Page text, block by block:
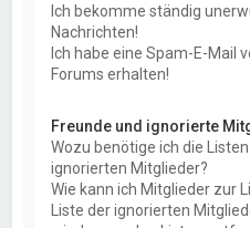
Ich bekomme ständig
Nachrichten!
Ich habe eine Spam-E-Mail
Forums erhalten!
Freunde und ignorierte
Wozu benötige ich die
ignorierten Mitglieder?
Wie kann ich Mitglieder zur
Liste der ignorierten